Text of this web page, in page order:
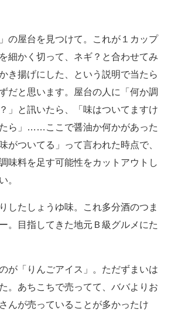
の屋台を見つけて。これが１カップ
細かく切って、ネギ？と合わせてみ
き揚げにした、という説明で当たら
だと思います。屋台の人に「何か調
」と訊いたら、「味はついてますけ
ら」……ここで醤油か何かがあった
がついてる」って言われた時点で、
味料を足す可能性をカットアウトし
。
したしょうゆ味。これ多分酒のつま
。目指してきた地元Ｂ級グルメにた
が「りんごアイス」。ただずまいは
。あちこちで売ってて、ババよりお
んが売っていることが多かったけ